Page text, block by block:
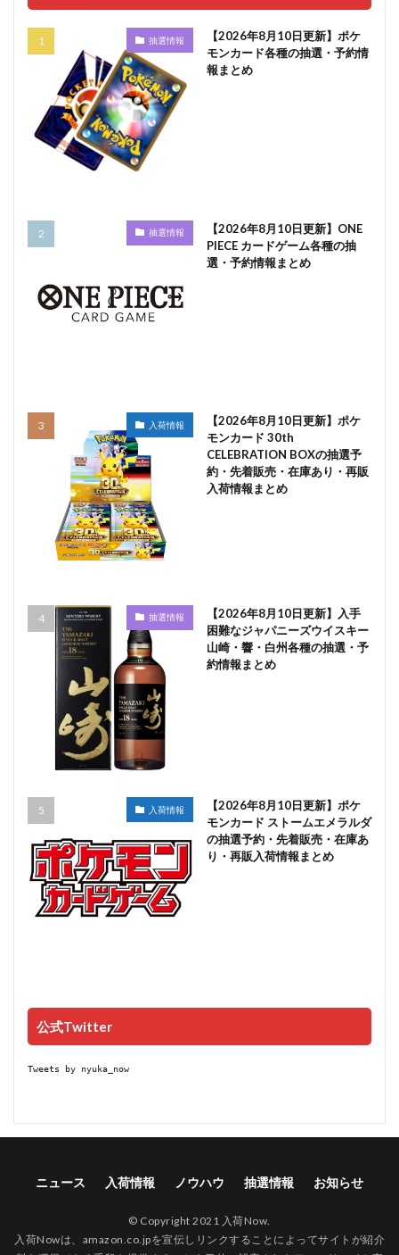
抽選情報
【2026年8月10日更新】ポケ
モンカード各種の抽選・予約情
報まとめ
抽選情報
【2026年8月10日更新】ONE
PIECE カードゲーム各種の抽
選・予約情報まとめ
入荷情報
【2026年8月10日更新】ポケ
モンカード 30th
CELEBRATION BOXの抽選予
約・先着販売・在庫あり・再販
入荷情報まとめ
抽選情報
【2026年8月10日更新】入手
困難なジャパニーズウイスキー
山崎・響・白州各種の抽選・予
約情報まとめ
入荷情報
【2026年8月10日更新】ポケ
モンカード ストームエメラルダ
の抽選予約・先着販売・在庫あ
り・再販入荷情報まとめ
公式Twitter
Tweets by nyuka_now
ニュース 入荷情報 ノウハウ 抽選情報 お知らせ
© Copyright 2021 入荷Now.
入荷Nowは、amazon.co.jpを宣伝しリンクすることによってサイトが紹介